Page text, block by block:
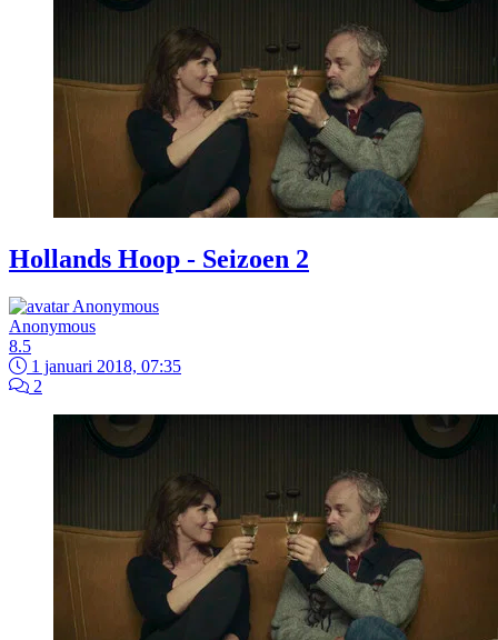
Hollands Hoop - Seizoen 2
Anonymous
8.5
1 januari 2018, 07:35
2